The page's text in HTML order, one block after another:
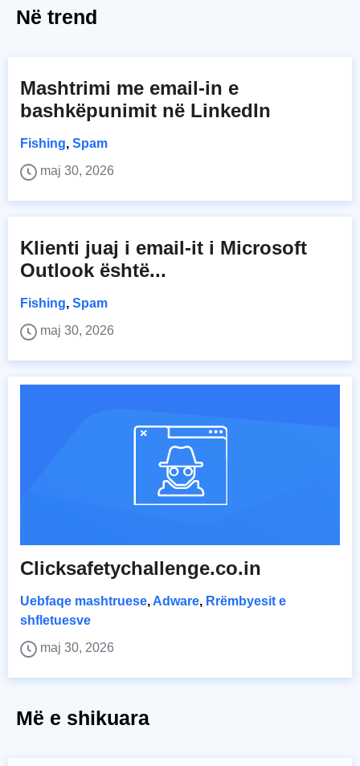
Në trend
Mashtrimi me email-in e
bashkëpunimit në LinkedIn
Fishing, Spam
maj 30, 2026
Klienti juaj i email-it i Microsoft
Outlook është...
Fishing, Spam
maj 30, 2026
Clicksafetychallenge.co.in
Uebfaqe mashtruese, Adware, Rrëmbyesit e
shfletuesve
maj 30, 2026
Më e shikuara